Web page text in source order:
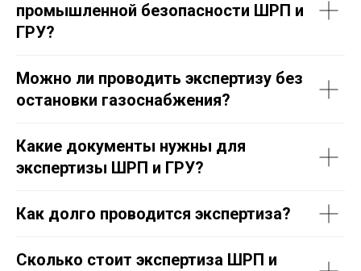
промышленной безопасности ШРП и
ГРУ?
Можно ли проводить экспертизу без
остановки газоснабжения?
Какие документы нужны для
экспертизы ШРП и ГРУ?
Как долго проводится экспертиза?
Сколько стоит экспертиза ШРП и